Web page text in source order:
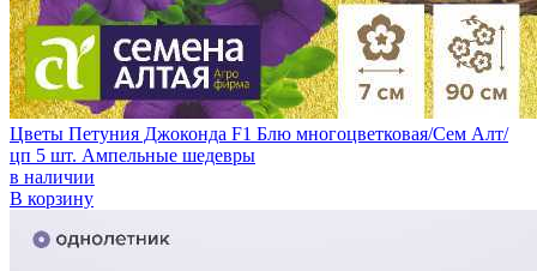
Цветы Петуния Джоконда F1 Блю многоцветковая/Сем Алт/
цп 5 шт. Ампельные шедевры
в наличии
В корзину